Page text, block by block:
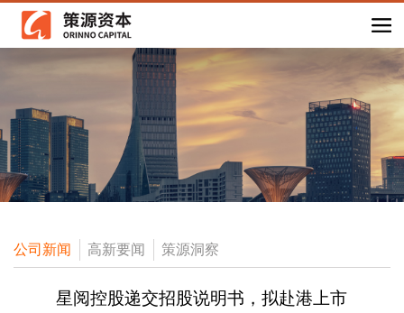
公司新闻 高新要闻 策源洞察
星阅控股递交招股说明书，拟赴港上市